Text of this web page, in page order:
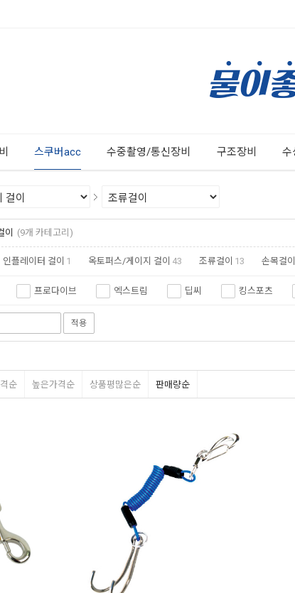
스쿠버acc 수중촬영/통신장비 구조장비 수
이 (9개 카테고리)
인플레이터 걸이 1 옥토퍼스/게이지 걸이 43 조류걸이 13 손목걸이
프로다이브 엑스트림 딥씨 킹스포츠
적용
순 높은가격순 상품평많은순 판매량순